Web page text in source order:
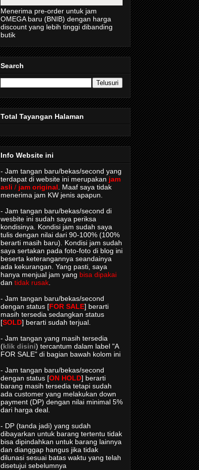
Menerima pre-order untuk jam
OMEGA baru (BNIB) dengan harga
discount yang lebih tinggi dibanding
butik
Search
Total Tayangan Halaman
Info Website ini
- Jam tangan baru/bekas/second yang
terdapat di website ini merupakan jam
asli / jam original . Maaf saya tidak
menerima jam KW jenis apapun.
- Jam tangan baru/bekas/second di
wesbite ini sudah saya periksa
kondisinya. Kondisi jam sudah saya
tulis dengan nilai dari 90-100% (100%
berarti masih baru). Kondisi jam sudah
saya sertakan pada foto-foto di blog ini
beserta keterangannya seandainya
ada kekurangan. Yang pasti, saya
hanya menjual jam yang bisa dipakai
dan tidak rusak
- Jam tangan baru/bekas/second
dengan status [FOR SALE] berarti
masih tersedia sedangkan status
[SOLD] berarti sudah terjual.
- Jam tangan yang masih tersedia
(klik disini) tercantum dalam label "A
FOR SALE" di bagian bawah kolom ini
- Jam tangan baru/bekas/second
dengan status [ON HOLD] berarti
barang masih tersedia tetapi sudah
ada customer yang melakukan down
payment (DP) dengan nilai minimal 5%
dari harga deal.
- DP (tanda jadi) yang sudah
dibayarkan untuk barang tertentu tidak
bisa dipindahkan untuk barang lainnya
dan dianggap hangus jika tidak
dilunasi sesuai batas waktu yang telah
disetujui sebelumnya